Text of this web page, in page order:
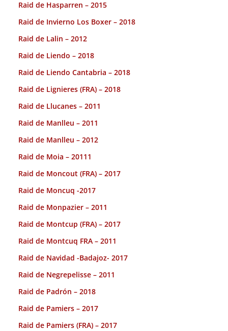
Raid de Hasparren – 2015
Raid de Invierno Los Boxer – 2018
Raid de Lalin – 2012
Raid de Liendo – 2018
Raid de Liendo Cantabria – 2018
Raid de Lignieres (FRA) – 2018
Raid de Llucanes – 2011
Raid de Manlleu – 2011
Raid de Manlleu – 2012
Raid de Moia – 20111
Raid de Moncout (FRA) – 2017
Raid de Moncuq -2017
Raid de Monpazier – 2011
Raid de Montcup (FRA) – 2017
Raid de Montcuq FRA – 2011
Raid de Navidad -Badajoz- 2017
Raid de Negrepelisse – 2011
Raid de Padrón – 2018
Raid de Pamiers – 2017
Raid de Pamiers (FRA) – 2017